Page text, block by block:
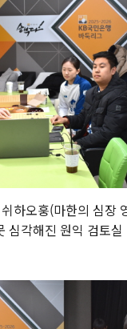
하오훙(마한의 심장
심각해진 원익 검토실